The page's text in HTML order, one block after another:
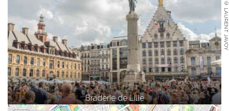
© LAURENT JAVOY
Braderie de Lille